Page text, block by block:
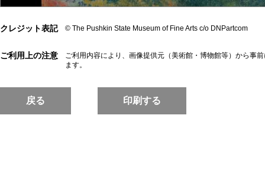
クレジット表記 © The Pushkin State Museum of Fine Arts c/o DNPartcom
ご利用上の注意
ご利用内容により、画像提供元（美術館・博物館等）から事
ます。
戻る 印刷する